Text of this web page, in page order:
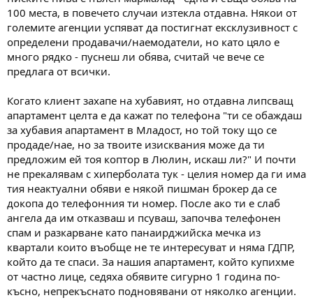
100 места, в повечето случаи изтекла отдавна. Някои от
големите агенции успяват да постигнат ексклузивност с
определени продавачи/наемодатели, но като цяло е
много рядко - пуснеш ли обява, считай че вече се
предлага от всички.
Когато клиент захапе на хубавият, но отдавна липсващ
апартамент целта е да кажат по телефона "ти се обаждаш
за хубавия апартамент в Младост, но той току що се
продаде/нае, но за твоите изисквания може да ти
предложим ей тоя коптор в Люлин, искаш ли?" И почти
не прекалявам с хиперболата тук - целия номер да ги има
тия неактуални обяви е някой пишман брокер да се
докопа до телефонния ти номер. После ако ти е слаб
ангела да им отказваш и псуваш, започва телефонен
спам и разкарване като панаирджийска мечка из
квартали които въобще не те интересуват и няма ГДПР,
който да те спаси. За нашия апартамент, който купихме
от частно лице, седяха обявите сигурно 1 година по-
късно, непрекъснато подновявани от няколко агенции.